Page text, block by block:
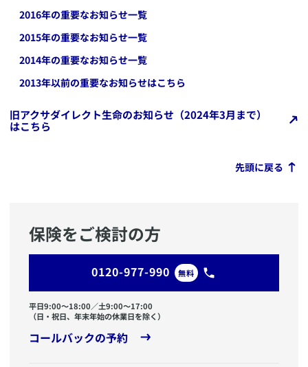
2016年の重要なお知らせ一覧
2015年の重要なお知らせ一覧
2014年の重要なお知らせ一覧
2013年以前の重要なお知らせはこちら
旧アクサダイレクト生命のお知らせ（2024年3月まで）
はこちら
先頭に戻る
保険をご検討の方
0120-977-990 無料
平日9:00〜18:00／土9:00〜17:00
（日・祝日、年末年始の休業日を除く）
コールバックの予約